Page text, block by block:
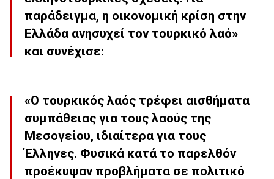
παράδειγμα, η οικονομική κρίση στην
Ελλάδα ανησυχεί τον τουρκικό λαό»
και συνέχισε:
«Ο τουρκικός λαός τρέφει αισθήματα
συμπάθειας για τους λαούς της
Μεσογείου, ιδιαίτερα για τους
Έλληνες. Φυσικά κατά το παρελθόν
προέκυψαν προβλήματα σε πολιτικό